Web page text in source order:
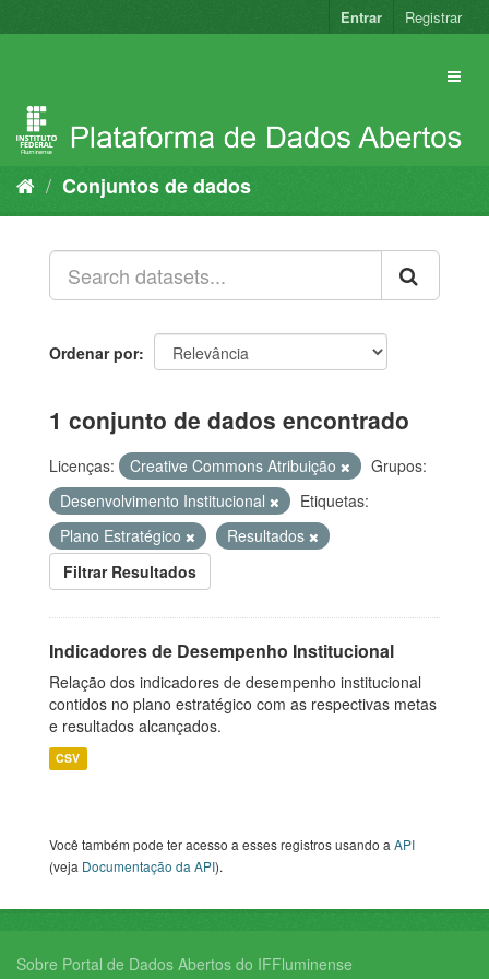
para
Entrar Registrar
Conjuntos de dados
Ordenar por
1 conjunto de dados encontrado
Licenças: Creative Commons Atribuição
Grupos:
Desenvolvimento Institucional
Etiquetas:
Plano Estratégico
Resultados
Filtrar Resultados
Indicadores de Desempenho Institucional
Relação dos indicadores de desempenho institucional
contidos no plano estratégico com as respectivas metas
e resultados alcançados.
CSV
Você também pode ter acesso a esses registros usando aAPI
(veja Documentação da API).
Sobre Portal de Dados Abertos do IFFluminense